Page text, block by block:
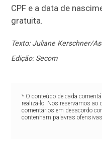
CPF e a data de
gratuita.
Texto: Juliane Kerschner/
Edição: Secom
* O conteúdo de cada
realizá-lo. Nos reservamos ao
comentários em desacordo
contenham palavras ofensivas.